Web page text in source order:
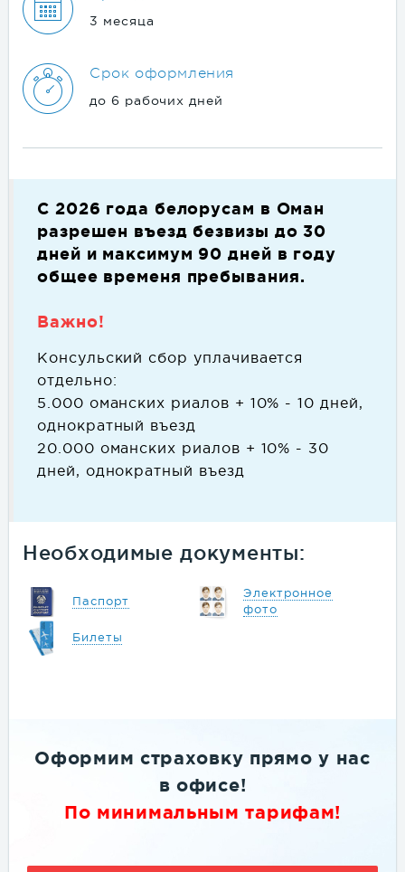
3 месяца
Срок оформления
до 6 рабочих дней
С 2026 года белорусам в Оман
разрешен въезд безвизы до 30
дней и максимум 90 дней в году
общее временя пребывания.
Важно!
Консульский сбор уплачивается
отдельно:
5.000 оманских риалов + 10% - 10 дней,
однократный въезд
20.000 оманских риалов + 10% - 30
дней, однократный въезд
Необходимые документы:
Паспорт
Электронное
фото
Билеты
Оформим страховку прямо у нас
в офисе!
По минимальным тарифам!